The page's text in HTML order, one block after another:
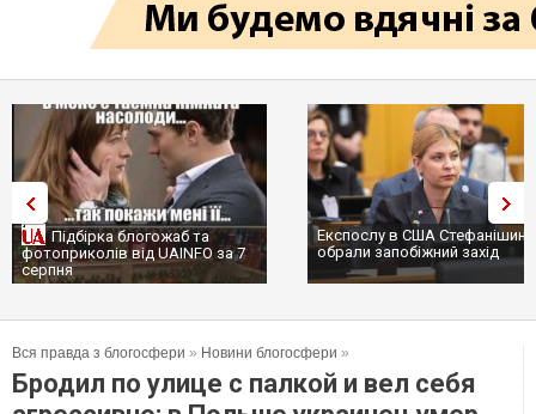
Підбірка блогожаб та
фотоприколів від UAINFO за 7
серпня
Експослу в США
обрали запобіжний захід
Вся правда з блогосфери » Новини блогосфери »
Бродил по улице с палкой и вел себя